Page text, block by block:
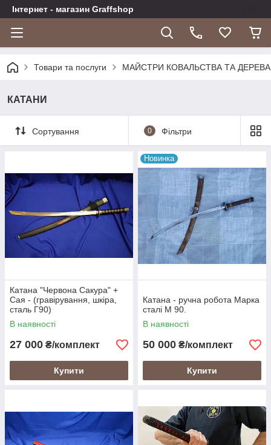
Інтернет - магазин Graffshop
Товари та послуги МАЙСТРИ КОВАЛЬСТВА ТА ДЕРЕВА
КАТАНИ
Сортування 0 Фільтри
Катана "Червона Сакура" +
Сая - (гравірування, шкіра,
сталь Г90)
В наявності
27 000 ₴/комплект
Купити
Новинка
Катана - ручна робота Марка
сталі М 90.
В наявності
50 000 ₴/комплект
Купити